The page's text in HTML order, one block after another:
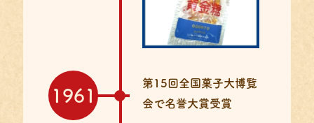
1961
第15回全国菓子大博覧
会で名誉大賞受賞